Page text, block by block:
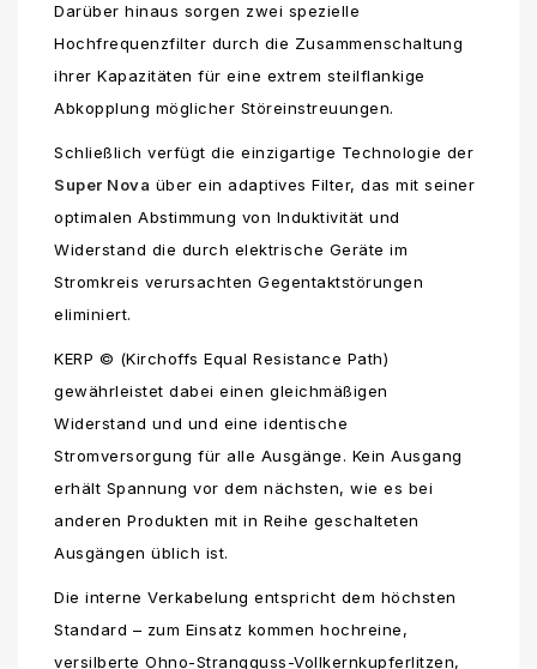
Darüber hinaus sorgen zwei spezielle
Hochfrequenzfilter durch die Zusammenschaltung
ihrer Kapazitäten für eine extrem steilflankige
Abkopplung möglicher Störeinstreuungen.
Schließlich verfügt die einzigartige Technologie der
Super Nova über ein adaptives Filter, das mit seiner
optimalen Abstimmung von Induktivität und
Widerstand die durch elektrische Geräte im
Stromkreis verursachten Gegentaktstörungen
eliminiert.
KERP © (Kirchoffs Equal Resistance Path)
gewährleistet dabei einen gleichmäßigen
Widerstand und und eine identische
Stromversorgung für alle Ausgänge. Kein Ausgang
erhält Spannung vor dem nächsten, wie es bei
anderen Produkten mit in Reihe geschalteten
Ausgängen üblich ist.
Die interne Verkabelung entspricht dem höchsten
Standard – zum Einsatz kommen hochreine,
versilberte Ohno-Strangguss-Vollkernkupferlitzen,